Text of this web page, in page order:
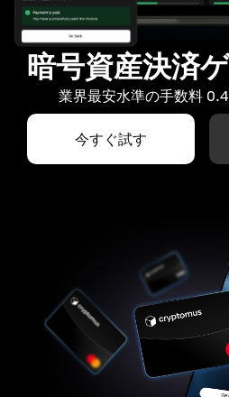
暗号資産決済
業界最安水準の手数料
今すぐ試す